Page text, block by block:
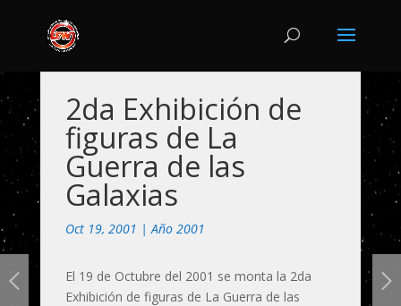
2da Exhibición de
figuras de La
Guerra de las
Galaxias
Oct 19, 2001 |Año 2001
El 19 de Octubre del 2001 se monta la 2da
Exhibición de figuras de La Guerra de las